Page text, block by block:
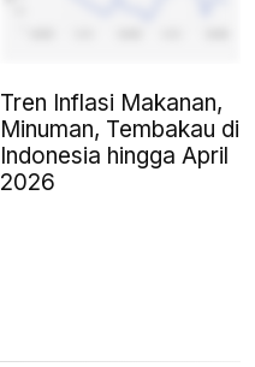
Tren Inflasi Makanan,
Minuman, Tembakau di
Indonesia hingga April
2026